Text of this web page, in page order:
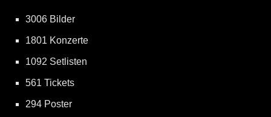
3006 Bilder
1801 Konzerte
1092 Setlisten
561 Tickets
294 Poster